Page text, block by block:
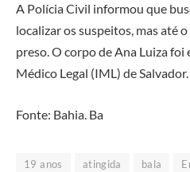
A Polícia Civil informou que
localizar os suspeitos, mas até
preso. O corpo de Ana Luiza
Médico Legal (IML) de Salvador.
Fonte: Bahia. Ba
19 anos atingida bala